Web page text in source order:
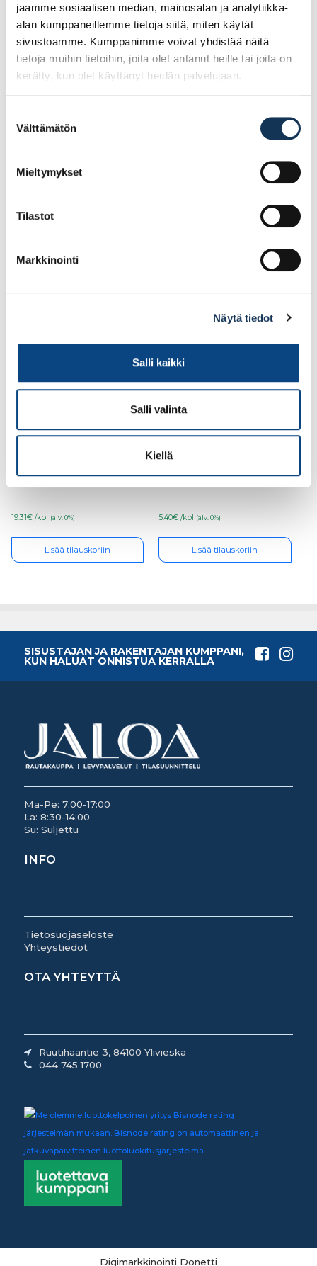
jaamme sosiaalisen median, mainosalan ja analytiikka-
alan kumppaneillemme tietoja siitä, miten käytät
sivustoamme. Kumppanimme voivat yhdistää näitä
tietoja muihin tietoihin, joita olet antanut heille tai joita on
kerätty, kun olet käyttänyt heidän palvelujaan.
valinta
Välttämätön
Mieltymykset
Tilastot
Markkinointi
Näytä tiedot
Salli kaikki
Salli valinta
Kiellä
AO-14/40mm laakeri
(poistuva)
Lisää tilauskoriin
Helaform, pysäytin KP-
Lisää tilauskoriin
19.31€ /kpl (alv. 0%)
Lisää tilauskoriin
Helaform, pysäytin
Clipstop-75 (poistuva)
5.40€ /kpl (alv. 0%)
Lisää tilauskoriin
SISUSTAJAN JA RAKENTAJAN KUMPPANI,
KUN HALUAT ONNISTUA KERRALLA
Ma-Pe: 7:00-17:00
La: 8:30-14:00
Su: Suljettu
INFO
Tietosuojaseloste
Yhteystiedot
OTA YHTEYTTÄ
Ruutihaantie 3, 84100 Ylivieska
044 745 1700
Digimarkkinointi Donetti